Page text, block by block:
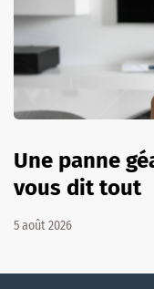
Une panne
vous dit tout
5 août 2026